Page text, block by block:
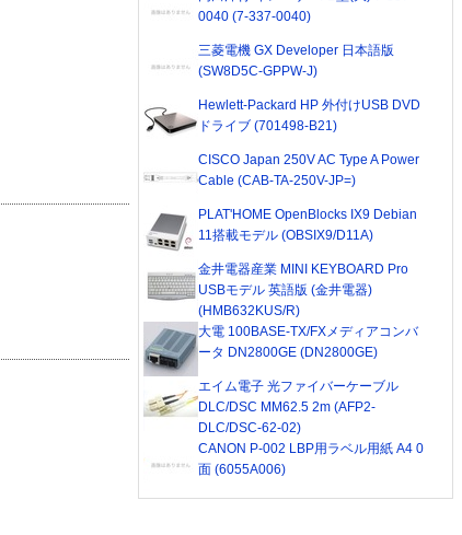
0040 (7-337-0040)
三菱電機 GX Developer 日本語版
(SW8D5C-GPPW-J)
Hewlett-Packard HP 外付けUSB DVD
ドライブ (701498-B21)
CISCO Japan 250V AC Type A Power
Cable (CAB-TA-250V-JP=)
PLAT'HOME OpenBlocks IX9 Debian
11搭載モデル (OBSIX9/D11A)
金井電器産業 MINI KEYBOARD Pro
USBモデル 英語版 (金井電器)
(HMB632KUS/R)
大電 100BASE-TX/FXメディアコンバ
ータ DN2800GE (DN2800GE)
エイム電子 光ファイバーケーブル
DLC/DSC MM62.5 2m (AFP2-
DLC/DSC-62-02)
CANON P-002 LBP用ラベル用紙 A4 0
面 (6055A006)